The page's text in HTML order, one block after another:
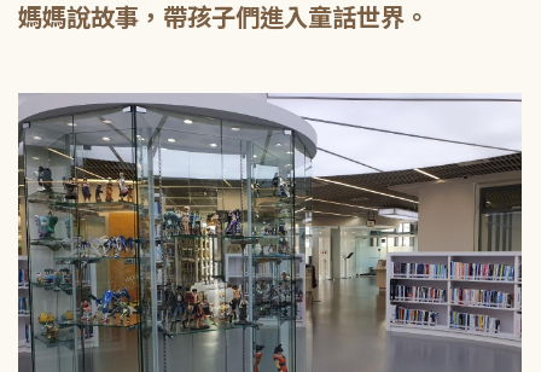
媽媽說故事，帶孩子們進入童話世界。